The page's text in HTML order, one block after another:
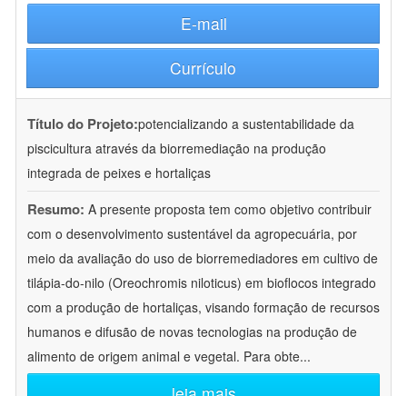
E-mail
Currículo
Título do Projeto:potencializando a sustentabilidade da
piscicultura através da biorremediação na produção
integrada de peixes e hortaliças
Resumo: A presente proposta tem como objetivo contribuir
com o desenvolvimento sustentável da agropecuária, por
meio da avaliação do uso de biorremediadores em cultivo de
tilápia-do-nilo (Oreochromis niloticus) em bioflocos integrado
com a produção de hortaliças, visando formação de recursos
humanos e difusão de novas tecnologias na produção de
alimento de origem animal e vegetal. Para obte...